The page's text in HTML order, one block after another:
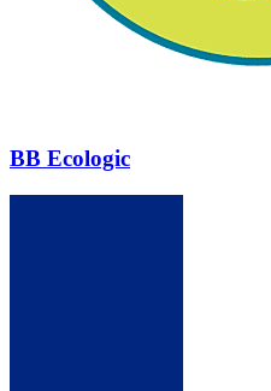
BB Ecologic